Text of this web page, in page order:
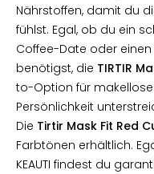
Nährstoffen, damit du
fühlst. Egal, ob du ein
Coffee-Date oder
benötigst, die TIRTIR
to-Option für
Persönlichkeit
Die Tirtir Mask Fit Red
Farbtönen erhältlich.
KEAUTI findest du